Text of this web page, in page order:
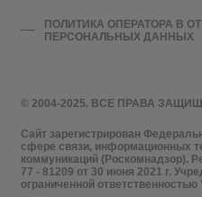
© 2004-2025. ВСЕ ПРАВА
Сайт зарегистрирован
сфере связи, информационных
коммуникаций (Роскомнадзор).
77 - 81209 от 30 июня 2021 г.
ограниченной
ПОЛИТИКА ОПЕРАТОРА В
ПЕРСОНАЛЬНЫХ ДАННЫХ